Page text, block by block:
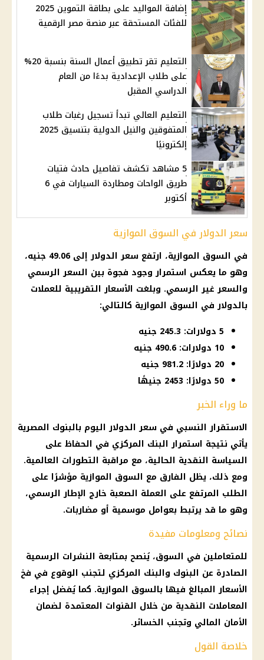
إضافة المواليد على بطاقة التموين 2025
للفئات المستحقة عبر منصة مصر الرقمية
التعليم تقر تطبيق أعمال السنة بنسبة 20%
على طلاب الإعدادية بدءًا من العام
الدراسي المقبل
التعليم العالي تبدأ تسجيل رغبات طلاب
المتفوقين والنيل الدولية بتنسيق 2025
إلكترونيًا
5 مشاهد تكشف تفاصيل حادث فتيات
طريق الواحات ومطاردة السيارات في 6
أكتوبر
سعر الدولار في السوق الموازية
في السوق الموازية، ارتفع سعر الدولار
إلى 49.06 جنيه،
وهو ما يعكس استمرار وجود فجوة بين السعر الرسمي
والسعر غير الرسمي. وبلغت الأسعارالتقريبية للعملات
بالدولار في السوق الموازية كالتالي:
5 دولارات: 245.3 جنيه
10 دولارات: 490.6 جنيه
20 دولارًا: 981.2 جنيه
50 دولارًا: 2453 جنيهًا
ما وراء الخبر
الاستقرار النسبي في سعر الدولار اليوم بالبنوك المصرية
يأتي نتيجة استمرارالبنك المركزي في الحفاظ على
السياسة النقدية الحالية، مع مراقبة التطورات العالمية.
ومع ذلك، يظل الفارق مع السوق الموازية مؤشرًا على
الطلب المرتفع على العملة الصعبة خارج الإطار الرسمي،
وهو ما قد يرتبط بعوامل موسمية أو مضاربات.
نصائح ومعلومات مفيدة
للمتعاملين في السوق، يُنصح بمتابعة النشرات الرسمية
الصادرة عن البنوك والبنك المركزي لتجنب الوقوع في فخ
الأسعارالمبالغ فيها بالسوق الموازية. كما يُفضل إجراء
المعاملات النقدية من خلال القنوات المعتمدة لضمان
الأمان المالي وتجنب الخسائر.
خلاصة القول